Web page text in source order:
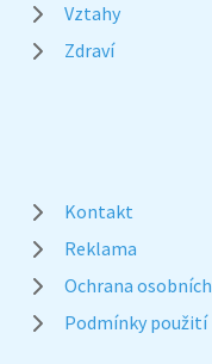
Vztahy
Zdraví
Kontakt
Reklama
Ochrana
Podmínky použití